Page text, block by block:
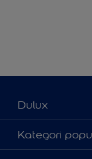
Dulux
Tentang Kami
Contact us
Kategori